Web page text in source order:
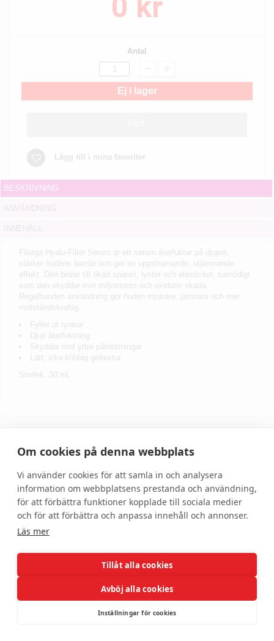
0 kr
Antal
Ej i lager
Lägg till i mina favoriter
BESKRIVNING
Filorga Hyalu-Filler Serum är ett serum återfuktar på djupet,
stärker hudens barriär och ger en uppstramande, utjämnande
effekt. Den bidrar till ökad spänst, lyster och elasticitet, samtidigt
som den skyddar mot miljöstress och oxidativ skada.
Regelbunden användning gör huden mjukare, jämnare och mer
motståndskraftig.
Fyller ut rynkor
Djup återfuktning
Skyddar mot yttre påfrestningar
Lätt, icke-klibbig geltextur
Storlek: 30 ml.
Om oss
Om DonnaBeauty
Om cookies på denna webbplats
Vi använder cookies för att samla in och analysera
information om webbplatsens prestanda och användning,
för att förbättra funktioner kopplade till sociala medier
och för att förbättra och anpassa innehåll och annonser.
Läs mer
Tillåt alla cookies
Avböj alla cookies
Inställningar för cookies